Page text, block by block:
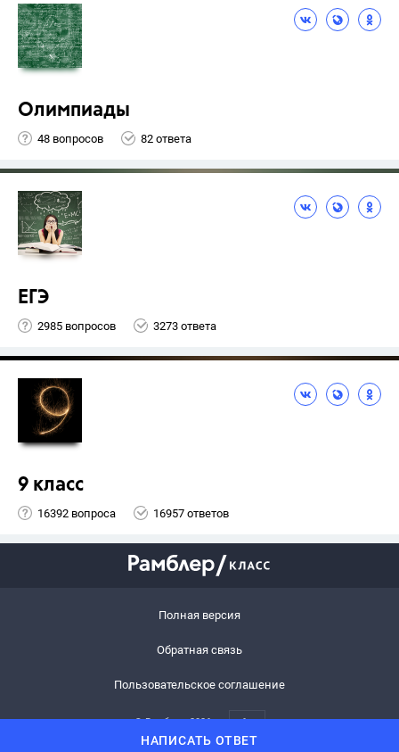
НАПИСАТЬ ОТВЕТ
Олимпиады
48 вопросов 82 ответа
ЕГЭ
2985 вопросов 3273 ответа
9 класс
16392 вопроса 16957 ответов
Полная версия
Обратная связь
Пользовательское соглашение
© Рамблер,2026 6+